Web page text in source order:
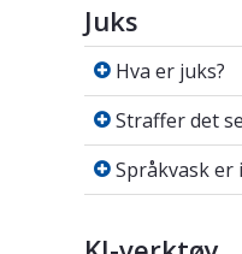
Juks
Hva er juks?
Hva er juks?
Straffer det
Straffer det
Språkvask er
Språkvask er